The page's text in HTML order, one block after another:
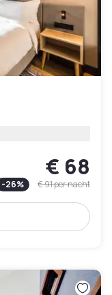
€ 68
-26% € 91per nacht